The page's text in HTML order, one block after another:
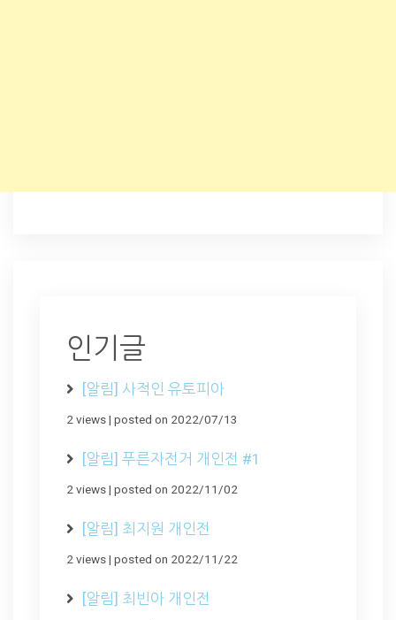
인기글
[알림] 사적인 유토피아
2 views| posted on 2022/07/13
[알림] 푸른자전거 개인전 #1
2 views| posted on 2022/11/02
[알림] 최지원 개인전
2 views| posted on 2022/11/22
[알림] 최빈아 개인전